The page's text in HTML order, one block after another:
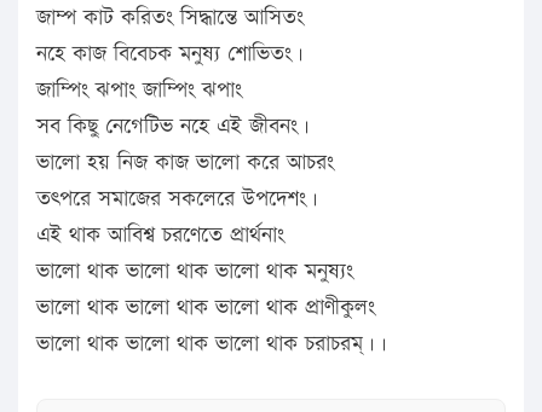
জাম্প কাট করিতং সিদ্ধান্তে আসিতং
নহে কাজ বিবেচক মনুষ্য শোভিতং।
জাম্পিং ঝপাং জাম্পিং ঝপাং
সব কিছু নেগেটিভ নহে এই জীবনং।
ভালো হয় নিজ কাজ ভালো করে আচরং
তৎপরে সমাজের সকলেরে উপদেশং।
এই থাক আবিশ্ব চরণেতে প্রার্থনাং
ভালো থাক ভালো থাক ভালো থাক মনুষ্যং
ভালো থাক ভালো থাক ভালো থাক প্রাণীকুলং
ভালো থাক ভালো থাক ভালো থাক চরাচরম্।।